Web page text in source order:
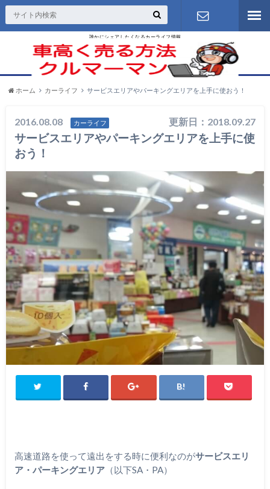
誰かにシェアしたくなるカーライフ情報
お問い合わ
せ
ホーム カーライフ サービスエリアやパーキングエリアを上手に使おう！
2016.08.08 カーライフ 更新日：2018.09.27
サービスエリアやパーキングエリアを上手に使
おう！
高速道路を使って遠出をする時に便利なのがサービスエリ
ア・パーキングエリア（以下SA・PA）